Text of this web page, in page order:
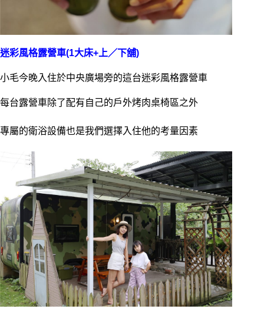
迷彩風格露營車(1大床+上／下舖)
小毛今晚入住於中央廣場旁的這台迷彩風格露營車
每台露營車除了配有自己的戶外烤肉桌椅區之外
專屬的衛浴設備也是我們選擇入住他的考量因素